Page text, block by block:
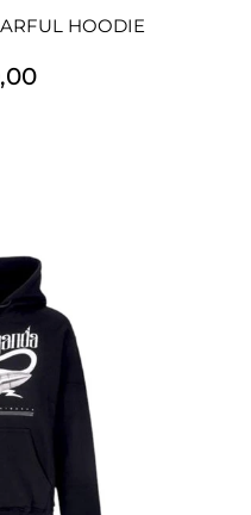
HOODIE